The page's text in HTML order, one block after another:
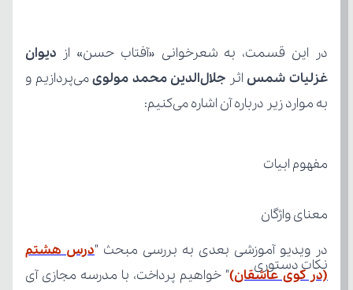
در این قسمت، به شعرخوانی «آفتاب حسن» از
غزلیات شمس اثر جلال‌الدین محمد مولوی
به موارد زیر درباره آن اشاره می‌کنیم:
مفهوم ابیات
معنای واژگان
نکات دستوری
در ویدیو آموزشی بعدی به بررسی مبحث "
(در کوی عاشقان)